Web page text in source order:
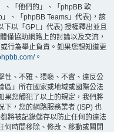
、「他們的」、「phpBB 軟
、「phpBB Teams」代表)，該
下以「GPL」代表) 授權釋出並且
僅協助網路上的討論以及交流，
行為舉止負責。如果您想知道更
。
性、不雅、猥褻、不實、違反公
區」所在國家或地域或國際公法
果您觸犯了以上的規定，我們將
下，您的網路服務業者 (ISP) 也
將被記錄儲存以防止任何的違法
何時間移除、修改、移動或關閉